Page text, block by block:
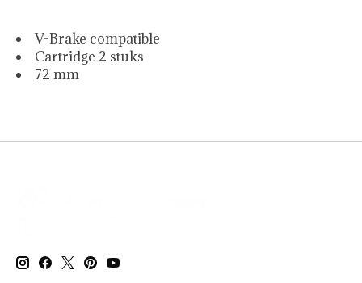
V-Brake compatible
Cartridge 2 stuks
72 mm